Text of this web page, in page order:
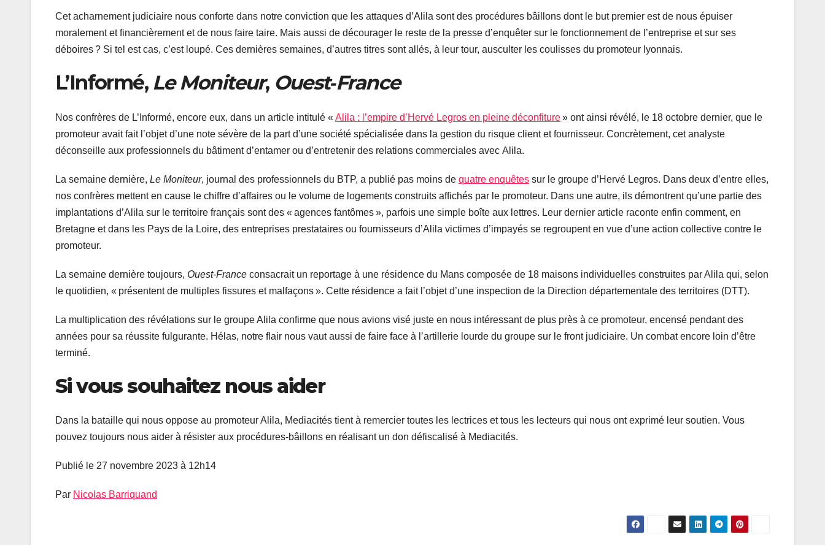
Cet acharnement judiciaire nous conforte dans notre conviction que les attaques d’Alila sont des procédures bâillons dont le but premier est de nous épuiser
moralement et financièrement et de nous faire taire. Mais aussi de décourager le reste de la presse d’enquêter sur le fonctionnement de l’entreprise et sur ses
déboires ? Si tel est cas, c’est loupé. Ces dernières semaines, d’autres titres sont allés, à leur tour, ausculter les coulisses du promoteur lyonnais.
L’Informé, Le Moniteur, Ouest‐France
Nos confrères de L’Informé, encore eux, dans un article intitulé « Alila : l’empire d’Hervé Legros en pleine déconfiture» ont ainsi révélé, le 18 octobre dernier, que le
promoteur avait fait l’objet d’une note sévère de la part d’une société spécialisée dans la gestion du risque client et fournisseur. Concrètement, cet analyste
déconseille aux professionnels du bâtiment d’entamer ou d’entretenir des relations commerciales avec Alila.
La semaine dernière, Le Moniteur, journal des professionnels du BTP, a publié pas moins de quatre enquêtes sur le groupe d’Hervé Legros. Dans deux d’entre elles,
nos confrères mettent en cause le chiffre d’affaires ou le volume de logements construits affichés par le promoteur. Dans une autre, ils démontrent qu’une partie des
implantations d’Alila sur le territoire français sont des « agences fantômes », parfois une simple boîte aux lettres. Leur dernier article raconte enfin comment, en
Bretagne et dans les Pays de la Loire, des entreprises prestataires ou fournisseurs d’Alila victimes d’impayés se regroupent en vue d’une action collective contre le
promoteur.
La semaine dernière toujours, Ouest‐France consacrait un reportage à une résidence du Mans composée de 18 maisons individuelles construites par Alila qui, selon
le quotidien, « présentent de multiples fissures et malfaçons ». Cette résidence a fait l’objet d’une inspection de la Direction départementale des territoires (DTT).
La multiplication des révélations sur le groupe Alila confirme que nous avions visé juste en nous intéressant de plus près à ce promoteur, encensé pendant des
années pour sa réussite fulgurante. Hélas, notre flair nous vaut aussi de faire face à l’artillerie lourde du groupe sur le front judiciaire. Un combat encore loin d’être
terminé.
Si vous souhaitez nous aider
Dans la bataille qui nous oppose au promoteur Alila, Mediacités tient à remercier toutes les lectrices et tous les lecteurs qui nous ont exprimé leur soutien. Vous
pouvez toujours nous aider à résister aux procédures‐bâillons en réalisant un don défiscalisé à Mediacités.
Publié le 27 novembre 2023 à 12h14
Par Nicolas Barriquand